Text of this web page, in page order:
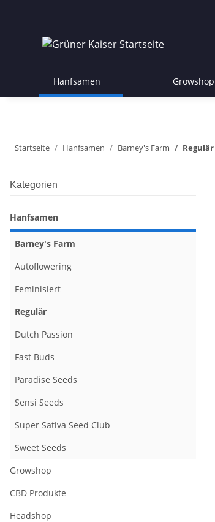
Hanfsamen Growshop
Startseite Hanfsamen Barney's Farm Regulär
Kategorien
Hanfsamen
Barney's Farm
Autoflowering
Feminisiert
Regulär
Dutch Passion
Fast Buds
Paradise Seeds
Sensi Seeds
Super Sativa Seed Club
Sweet Seeds
Growshop
CBD Produkte
Headshop